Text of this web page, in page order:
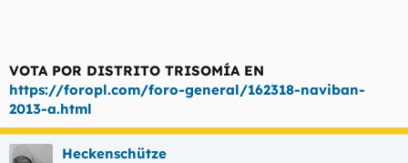
VOTA POR DISTRITO TRISOMÍA EN
https://foropl.com/foro-general/162318-naviban-
2013-a.html
Heckenschütze